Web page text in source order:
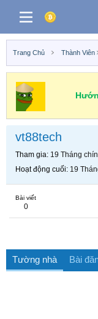
Trang Chủ Thành Viên
vt88tech
Tham gia 19 Tháng
Hoạt động cuối 19
Bài viết
0
Tường nhà Bài